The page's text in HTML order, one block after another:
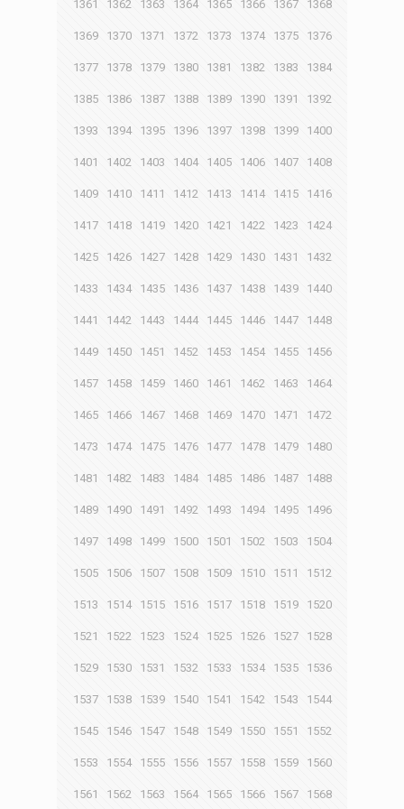
1361 1362 1363 1364 1365 1366 1367 1368
1369 1370 1371 1372 1373 1374 1375 1376
1377 1378 1379 1380 1381 1382 1383 1384
1385 1386 1387 1388 1389 1390 1391 1392
1393 1394 1395 1396 1397 1398 1399 1400
1401 1402 1403 1404 1405 1406 1407 1408
1409 1410 1411 1412 1413 1414 1415 1416
1417 1418 1419 1420 1421 1422 1423 1424
1425 1426 1427 1428 1429 1430 1431 1432
1433 1434 1435 1436 1437 1438 1439 1440
1441 1442 1443 1444 1445 1446 1447 1448
1449 1450 1451 1452 1453 1454 1455 1456
1457 1458 1459 1460 1461 1462 1463 1464
1465 1466 1467 1468 1469 1470 1471 1472
1473 1474 1475 1476 1477 1478 1479 1480
1481 1482 1483 1484 1485 1486 1487 1488
1489 1490 1491 1492 1493 1494 1495 1496
1497 1498 1499 1500 1501 1502 1503 1504
1505 1506 1507 1508 1509 1510 1511 1512
1513 1514 1515 1516 1517 1518 1519 1520
1521 1522 1523 1524 1525 1526 1527 1528
1529 1530 1531 1532 1533 1534 1535 1536
1537 1538 1539 1540 1541 1542 1543 1544
1545 1546 1547 1548 1549 1550 1551 1552
1553 1554 1555 1556 1557 1558 1559 1560
1561 1562 1563 1564 1565 1566 1567 1568